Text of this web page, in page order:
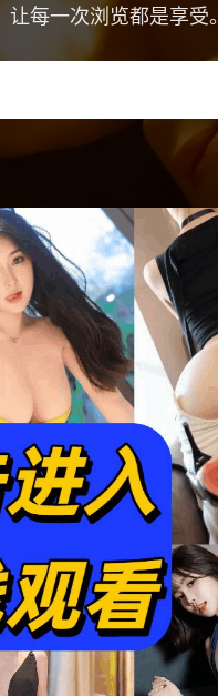
每一次浏览都是享受。